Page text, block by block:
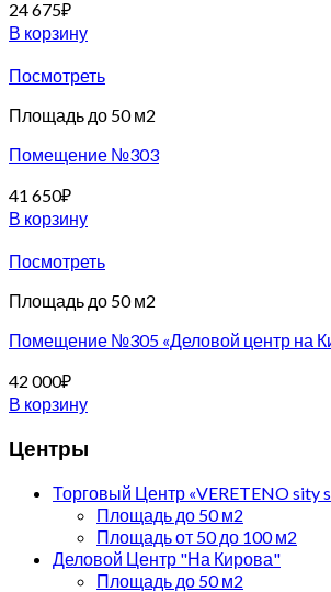
24 675₽
В корзину
Посмотреть
Площадь до 50 м2
Помещение №303
41 650₽
В корзину
Посмотреть
Площадь до 50 м2
Помещение №305 «Деловой центр на
42 000₽
В корзину
Центры
Торговый Центр «VERETENO sity
Площадь до 50 м2
Площадь от 50 до 100 м2
Деловой Центр "На Кирова"
Площадь до 50 м2